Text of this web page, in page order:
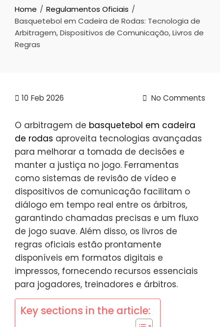
Home
Regulamentos Oficiais
Basquetebol em Cadeira de Rodas: Tecnologia de
Arbitragem, Dispositivos de Comunicação, Livros de
Regras
10 Feb 2026 No Comments
O arbitragem de basquetebol em cadeira
de rodas aproveita tecnologias avançadas
para melhorar a tomada de decisões e
manter a justiça no jogo. Ferramentas
como sistemas de revisão de vídeo e
dispositivos de comunicação facilitam o
diálogo em tempo real entre os árbitros,
garantindo chamadas precisas e um fluxo
de jogo suave. Além disso, os livros de
regras oficiais estão prontamente
disponíveis em formatos digitais e
impressos, fornecendo recursos essenciais
para jogadores, treinadores e árbitros.
Key sections in the article: